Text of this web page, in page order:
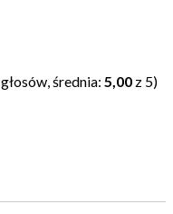
głosów, średnia: 5,00 z 5)